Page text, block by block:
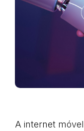
A internet